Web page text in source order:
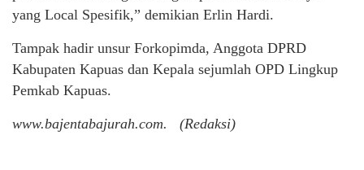
yang Local Spesifik,” demikian Erlin Hardi.
Tampak hadir unsur Forkopimda, Anggota DPRD
Kabupaten Kapuas dan Kepala sejumlah OPD Lingkup
Pemkab Kapuas.
www.bajentabajurah.com. (Redaksi)